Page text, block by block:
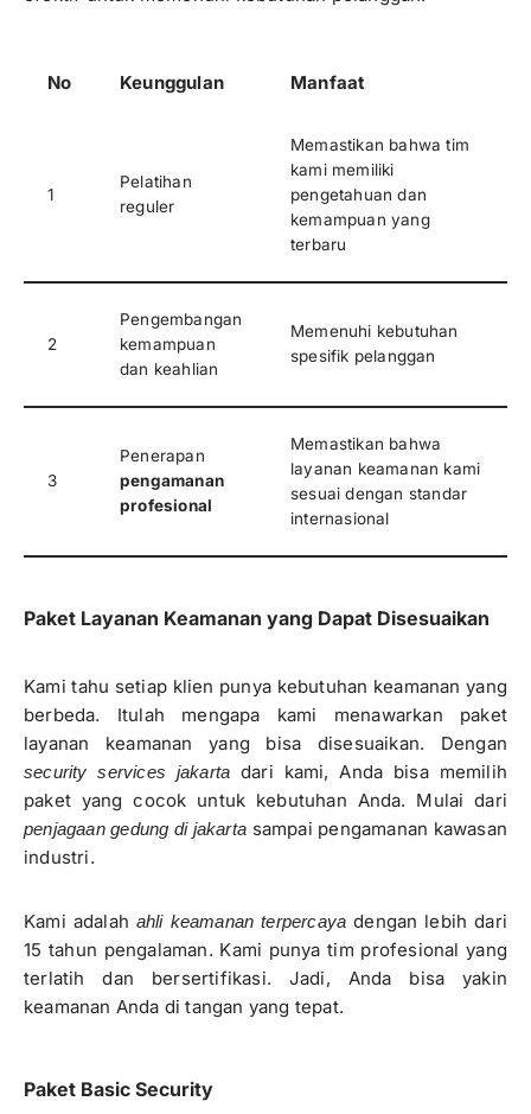
No Keunggulan Manfaat
1
Pelatihan
reguler
Memastikan bahwa tim
kami memiliki
pengetahuan dan
kemampuan yang
terbaru
2
Pengembangan
kemampuan
dan keahlian
Memenuhi kebutuhan
spesifik pelanggan
3
Penerapan
pengamanan
profesional
Memastikan bahwa
layanan keamanan kami
sesuai dengan standar
internasional
Paket Layanan Keamanan yang Dapat Disesuaikan
Kami tahu setiap klien punya kebutuhan keamanan yang
berbeda. Itulah mengapa kami menawarkan paket
layanan keamanan yang bisa disesuaikan. Dengan
security services jakarta dari kami, Anda bisa memilih
paket yang cocok untuk kebutuhan Anda. Mulai dari
penjagaan gedung di jakarta sampai pengamanan kawasan
industri.
Kami adalah ahli keamanan terpercaya dengan lebih dari
15 tahun pengalaman. Kami punya tim profesional yang
terlatih dan bersertifikasi. Jadi, Anda bisa yakin
keamanan Anda di tangan yang tepat.
Paket Basic Security